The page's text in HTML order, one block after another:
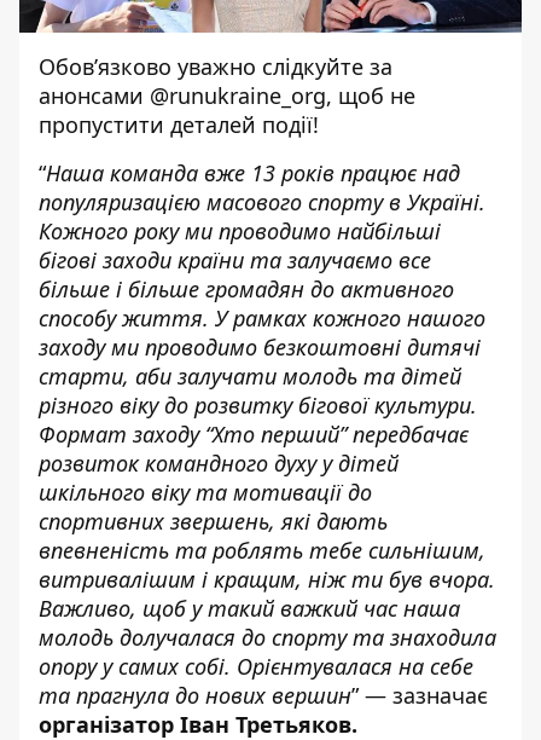
Обов’язково уважно слідкуйте за
анонсами @runukraine_org, щоб не
пропустити деталей події!
“Наша команда вже 13 років працює над
популяризацією масового спорту в Україні.
Кожного року ми проводимо найбільші
бігові заходи країни та залучаємо все
більше і більше громадян до активного
способу життя. У рамках кожного нашого
заходу ми проводимо безкоштовні дитячі
старти, аби залучати молодь та дітей
різного віку до розвитку бігової культури.
Формат заходу “Хто перший” передбачає
розвиток командного духу у дітей
шкільного віку та мотивації до
спортивних звершень, які дають
впевненість та роблять тебе сильнішим,
витривалішим і кращим, ніж ти був вчора.
Важливо, щоб у такий важкий час наша
молодь долучалася до спорту та знаходила
опору у самих собі. Орієнтувалася на себе
та прагнула до нових вершин” — зазначає
організатор Іван Третьяков.